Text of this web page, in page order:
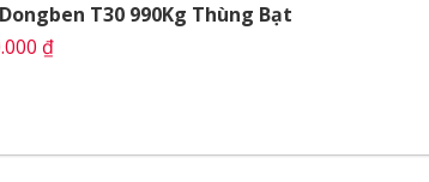
T30 990Kg Thùng Bạt
₫